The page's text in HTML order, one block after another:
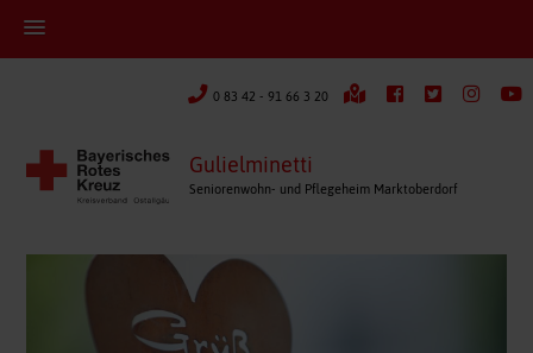
0 83 42 - 91 66 3 20
Gulielminetti
Seniorenwohn- und Pflegeheim Marktoberdorf